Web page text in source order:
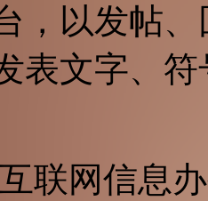
，以发帖
表文字、
联网信息